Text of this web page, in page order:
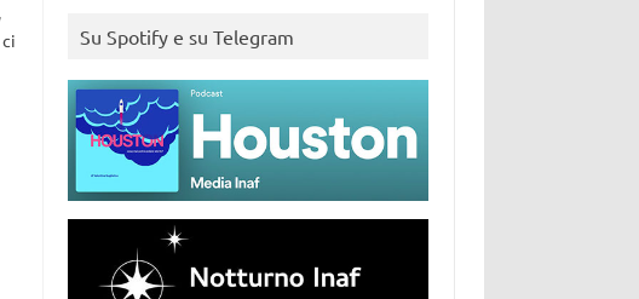
Su Spotify e su Telegram